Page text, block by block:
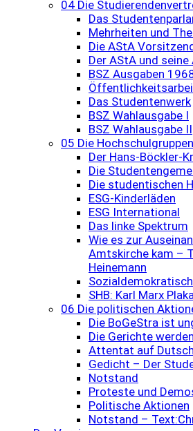
04 Die
Das
Mehrheiten und
Die AStA
Der AStA und
BSZ Ausgaben
Das Studentenwerk
BSZ Wahlausgabe I
BSZ Wahlausgabe II
05 Die Hochschulgruppen
Der Hans-Böckler-
Die
Die studentischen
ESG-Kinderläden
ESG International
Das linke Spektrum
Wie es zur
Amtskirche kam –
Heinemann
SHB: Karl Marx
06 Die politischen
Die BoGeStra ist
Die Gerichte
Attentat auf
Gedicht – Der
Notstand
Proteste und
Politische Aktionen
Notstand –